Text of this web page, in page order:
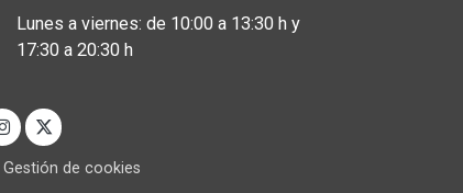
Lunes a viernes: de 10:00 a 13:30 h y
17:30 a 20:30 h
Gestión de cookies